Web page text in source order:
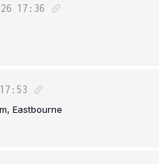
17:36
17:53
Eastbourne